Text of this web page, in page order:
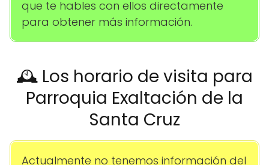
que te hables con ellos directamente
para obtener más información.
🕰️ Los horario de visita para
Parroquia Exaltación de la
Santa Cruz
Actualmente no tenemos información del